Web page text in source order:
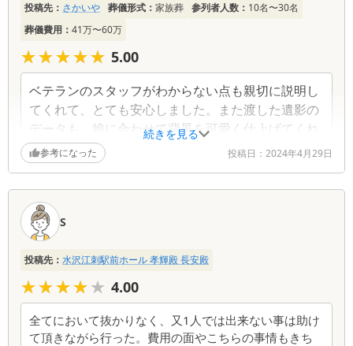
続きを見る
投稿先： さかいや 葬儀形式： 家族葬 参列者人数： 10名〜30名
葬儀費用： 41万〜60万
★★★★★
★★★★★ 5.00
ベテランのスタッフがわからない点も親切に説明し
てくれて、とても安心しました。また渡した遺影の
データも、娘に合わせて背景を可愛く仕上げてくれ
ました。
参考になった 投稿日： 2024年4月29日
S
投稿先： 水沢江刺駅前ホール 孝輝殿 長安殿
★★★★★
★★★★★ 4.00
全てにおいて抜かりなく、又1人では出来ない事は助け
て頂きながら行った。費用の面やこちらの事情もきち